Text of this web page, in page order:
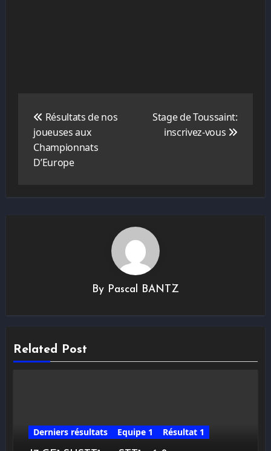
l’article
Résultats de nos
joueuses aux
Championnats
D’Europe
Stage de Toussaint:
inscrivez-vous
By Pascal BANTZ
Related Post
Derniers résultats Equipe 1
Résultat 1